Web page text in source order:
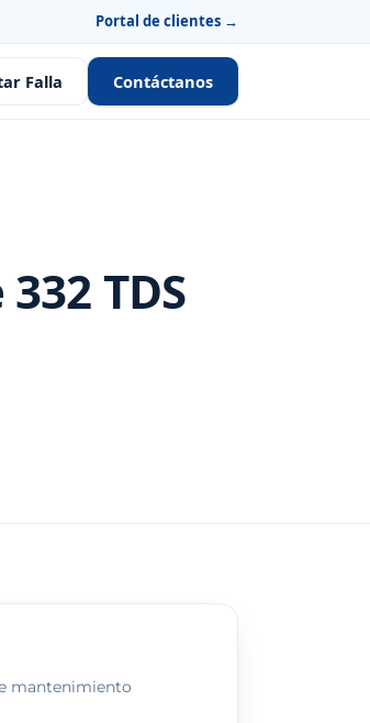
Portal de clientes →
Falla Contáctanos
332TDS
mantenimiento